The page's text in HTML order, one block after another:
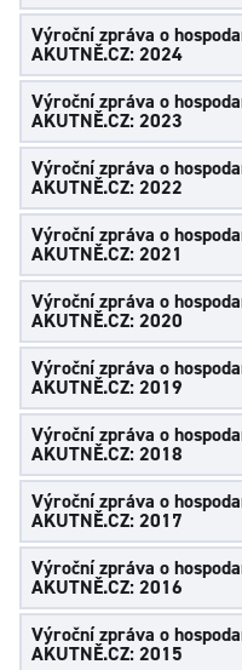
Výroční zpráva o
AKUTNĚ.CZ: 2024
Výroční zpráva o
AKUTNĚ.CZ: 2023
Výroční zpráva o
AKUTNĚ.CZ: 2022
Výroční zpráva o
AKUTNĚ.CZ: 2021
Výroční zpráva o
AKUTNĚ.CZ: 2020
Výroční zpráva o
AKUTNĚ.CZ: 2019
Výroční zpráva o
AKUTNĚ.CZ: 2018
Výroční zpráva o
AKUTNĚ.CZ: 2017
Výroční zpráva o
AKUTNĚ.CZ: 2016
Výroční zpráva o
AKUTNĚ.CZ: 2015